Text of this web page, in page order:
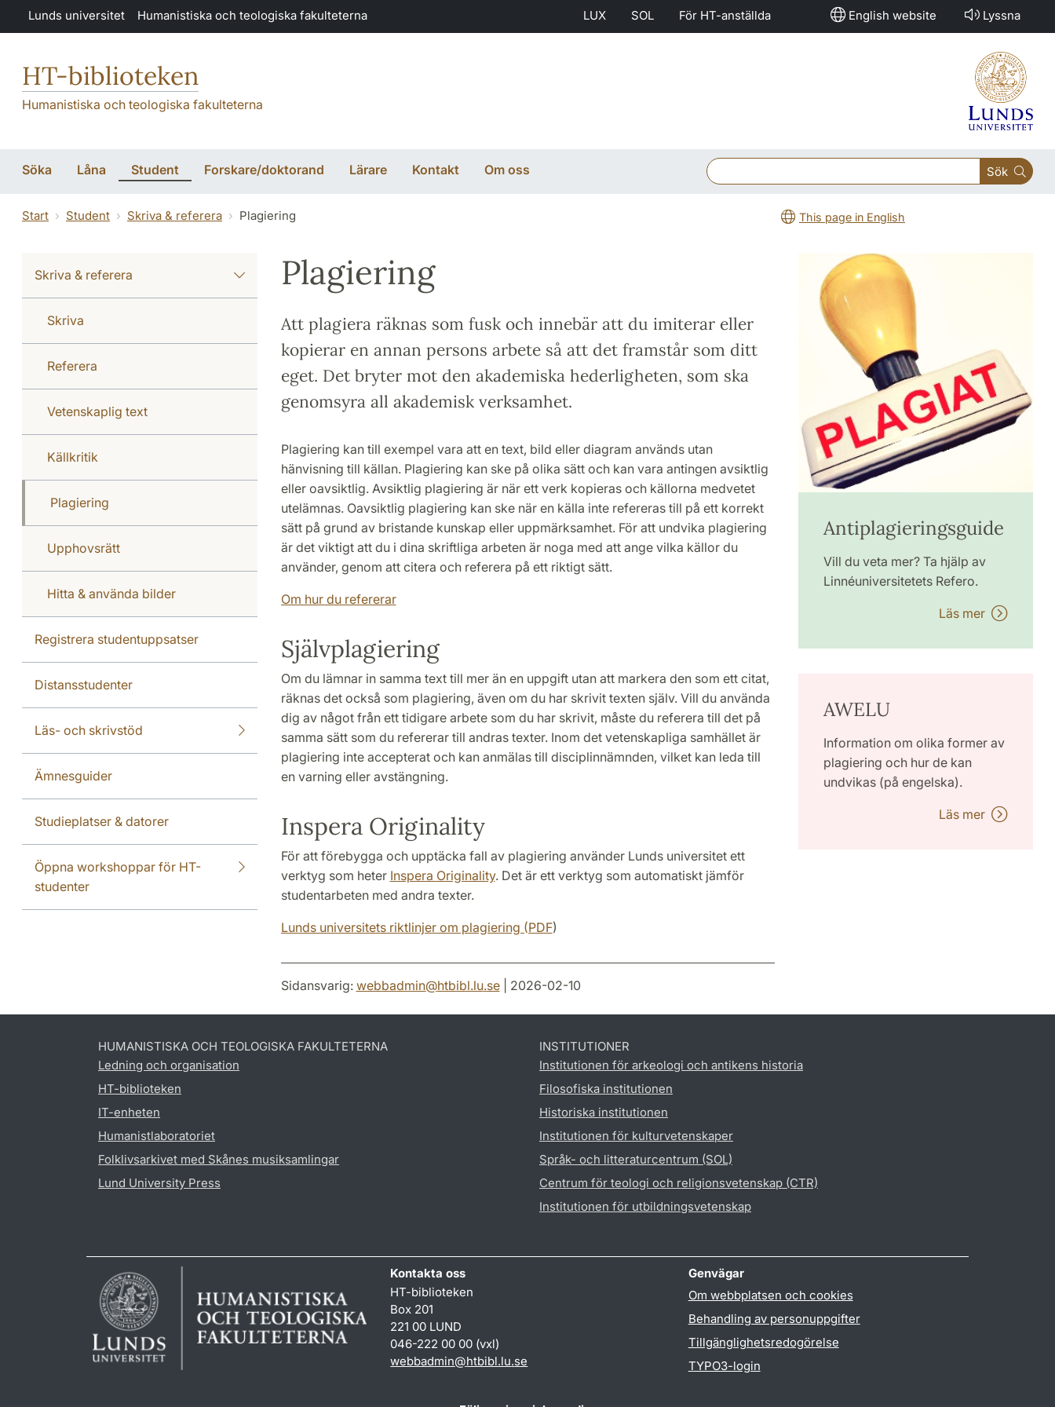
Hoppa till huvudinnehåll
Lunds universitet Humanistiska och teologiska fakulteterna LUX SOL För HT-anställda English website Lyssna
HT-biblioteken
Humanistiska och teologiska fakulteterna
Söka Låna Student Forskare/doktorand Lärare Kontakt Om oss Sök
Start Student Skriva & referera Plagiering This page in English
Skriva & referera
Skriva
Referera
Vetenskaplig text
Källkritik
Plagiering
Upphovsrätt
Hitta & använda bilder
Registrera studentuppsatser
Distansstudenter
Läs- och skrivstöd
Ämnesguider
Studieplatser & datorer
Öppna workshoppar för HT-
studenter
Plagiering
Att plagiera räknas som fusk och innebär att du imiterar eller
kopierar en annan persons arbete så att det framstår som ditt
eget. Det bryter mot den akademiska hederligheten, som ska
genomsyra all akademisk verksamhet.
Plagiering kan till exempel vara att en text, bild eller diagram används utan
hänvisning till källan. Plagiering kan ske på olika sätt och kan vara antingen avsiktlig
eller oavsiktlig. Avsiktlig plagiering är när ett verk kopieras och källorna medvetet
utelämnas. Oavsiktlig plagiering kan ske när en källa inte refereras till på ett korrekt
sätt på grund av bristande kunskap eller uppmärksamhet. För att undvika plagiering
är det viktigt att du i dina skriftliga arbeten är noga med att ange vilka källor du
använder, genom att citera och referera på ett riktigt sätt.
Om hur du refererar
Självplagiering
Om du lämnar in samma text till mer än en uppgift utan att markera den som ett citat,
räknas det också som plagiering, även om du har skrivit texten själv. Vill du använda
dig av något från ett tidigare arbete som du har skrivit, måste du referera till det på
samma sätt som du refererar till andras texter. Inom det vetenskapliga samhället är
plagiering inte accepterat och kan anmälas till disciplinnämnden, vilket kan leda till
en varning eller avstängning.
Inspera Originality
För att förebygga och upptäcka fall av plagiering använder Lunds universitet ett
verktyg som heter Inspera Originality. Det är ett verktyg som automatiskt jämför
studentarbeten med andra texter.
Lunds universitets riktlinjer om plagiering (PDF)
Antiplagieringsguide
Vill du veta mer? Ta hjälp av
Linnéuniversitetets Refero.
Läs mer
AWELU
Information om olika former av
plagiering och hur de kan
undvikas (på engelska).
Läs mer
Sidansvarig: webbadmin@htbibl.lu.se| 2026-02-10
HUMANISTISKA OCH TEOLOGISKA FAKULTETERNA
Ledning och organisation
HT-biblioteken
IT-enheten
Humanistlaboratoriet
Folklivsarkivet med Skånes musiksamlingar
Lund University Press
INSTITUTIONER
Institutionen för arkeologi och antikens historia
Filosofiska institutionen
Historiska institutionen
Institutionen för kulturvetenskaper
Språk- och litteraturcentrum (SOL)
Centrum för teologi och religionsvetenskap (CTR)
Institutionen för utbildningsvetenskap
Kontakta oss
HT-biblioteken
Box 201
221 00 LUND
046-222 00 00 (vxl)
webbadmin@htbibl.lu.se
Genvägar
Om webbplatsen och cookies
Behandling av personuppgifter
Tillgänglighetsredogörelse
TYPO3-login